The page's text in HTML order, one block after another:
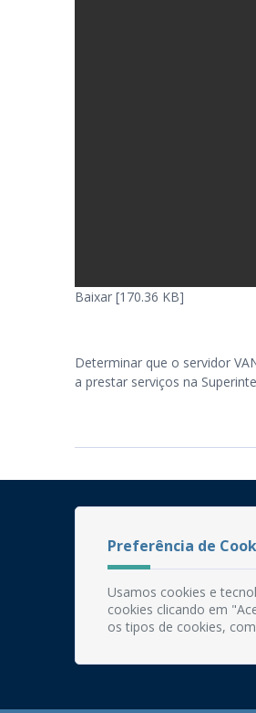
Baixar [170.36 KB]
Determinar que o servidor
a prestar serviços na
Preferência de
Usamos cookies e
cookies clicando em
os tipos de cookies,